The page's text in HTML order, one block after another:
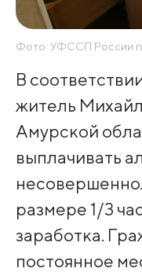
Фото: УФССП России
В
житель
Амурской
выплачивать
размере 1/3
заработка.
постоянное